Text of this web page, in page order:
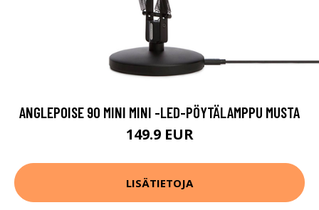
ANGLEPOISE 90 MINI MINI -LED-PÖYTÄLAMPPU MUSTA
149.9 EUR
LISÄTIETOJA